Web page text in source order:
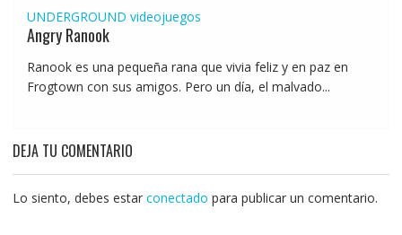
UNDERGROUND videojuegos
Angry Ranook
Ranook es una pequeña rana que vivia feliz y en paz en
Frogtown con sus amigos. Pero un día, el malvado...
DEJA TU COMENTARIO
Lo siento, debes estar conectado para publicar un comentario.